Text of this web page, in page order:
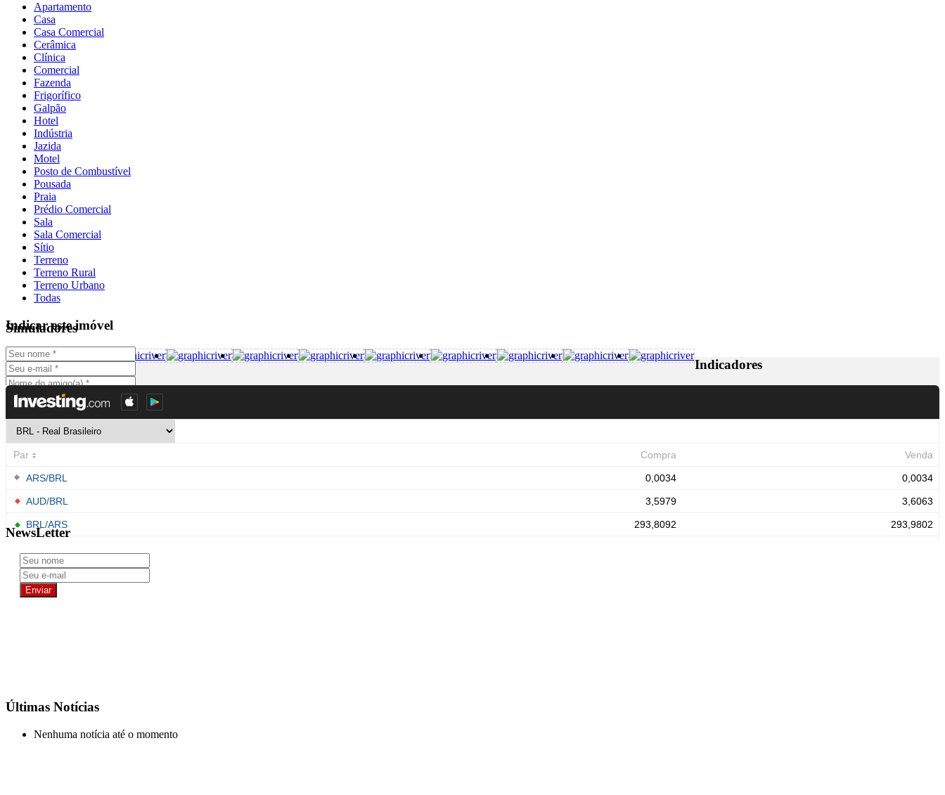
Apartamento
Casa
Casa Comercial
Cerâmica
Clínica
Comercial
Fazenda
Frigorífico
Galpão
Hotel
Indústria
Jazida
Motel
Posto de Combustível
Pousada
Praia
Prédio Comercial
Sala
Sala Comercial
Sítio
Terreno
Terreno Rural
Terreno Urbano
Todas
Indicar este imóvel
Simuladores
Indicadores
NewsLetter
Últimas Notícias
Nenhuma notícia até o momento